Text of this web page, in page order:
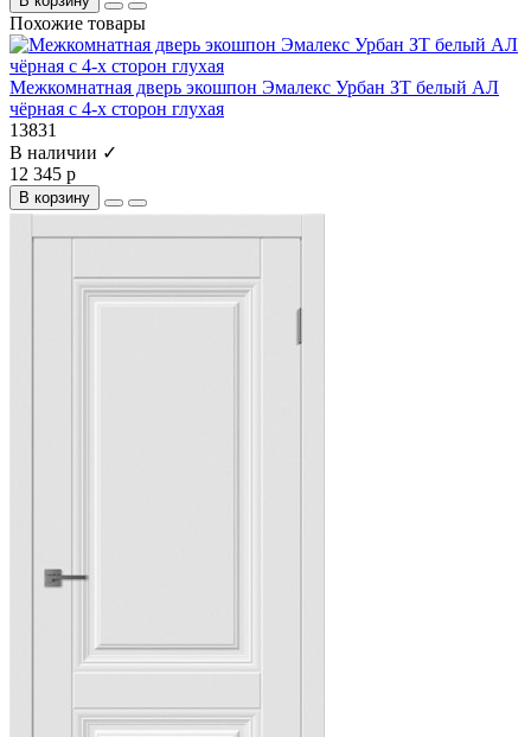
Похожие товары
Межкомнатная дверь экошпон Эмалекс Урбан ЗТ белый АЛ
чёрная с 4-х сторон глухая
13831
В наличии ✓
12 345 р
В корзину